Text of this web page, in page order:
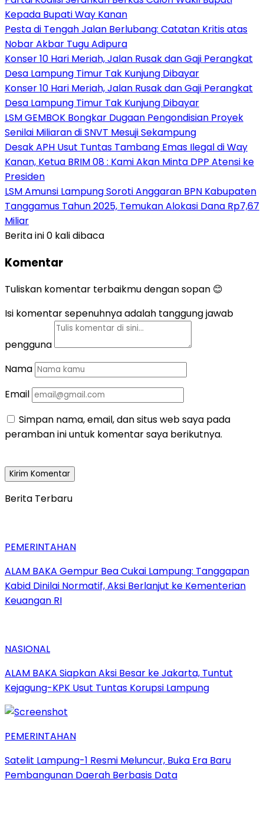
Kepada Bupati Way Kanan
Pesta di Tengah Jalan Berlubang: Catatan Kritis atas
Nobar Akbar Tugu Adipura
Konser 10 Hari Meriah, Jalan Rusak dan Gaji Perangkat
Desa Lampung Timur Tak Kunjung Dibayar
Konser 10 Hari Meriah, Jalan Rusak dan Gaji Perangkat
Desa Lampung Timur Tak Kunjung Dibayar
LSM GEMBOK Bongkar Dugaan Pengondisian Proyek
Senilai Miliaran di SNVT Mesuji Sekampung
Desak APH Usut Tuntas Tambang Emas Ilegal di Way
Kanan, Ketua BRIM 08 : Kami Akan Minta DPP Atensi ke
Presiden
LSM Amunsi Lampung Soroti Anggaran BPN Kabupaten
Tanggamus Tahun 2025, Temukan Alokasi Dana Rp7,67
Miliar
Berita ini 0 kali dibaca
Komentar
Tuliskan komentar terbaikmu dengan sopan 😊
Isi komentar sepenuhnya adalah tanggung jawab
pengguna
Nama
Email
Simpan nama, email, dan situs web saya pada
peramban ini untuk komentar saya berikutnya.
Berita Terbaru
PEMERINTAHAN
ALAM BAKA Gempur Bea Cukai Lampung: Tanggapan
Kabid Dinilai Normatif, Aksi Berlanjut ke Kementerian
Keuangan RI
NASIONAL
ALAM BAKA Siapkan Aksi Besar ke Jakarta, Tuntut
Kejagung-KPK Usut Tuntas Korupsi Lampung
PEMERINTAHAN
Satelit Lampung-1 Resmi Meluncur, Buka Era Baru
Pembangunan Daerah Berbasis Data